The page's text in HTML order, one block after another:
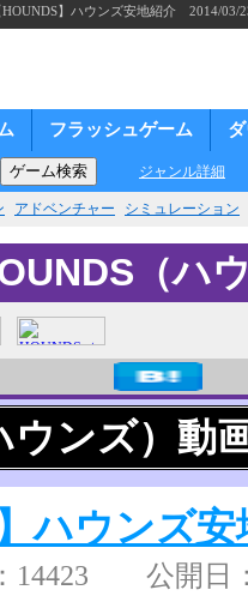
】ハウンズ安地紹介 2014/03/
フラッシュゲーム
ジャンル詳細
アドベンチャー シミュレーション
（ハ
ウンズ）動
】ハウンズ
14423 公開日